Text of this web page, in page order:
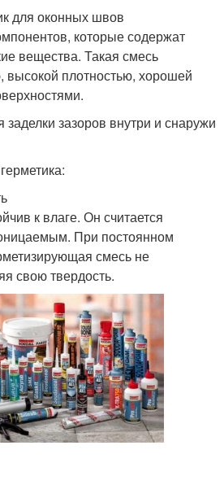
для оконных швов
которые содержат
вещества. Такая смесь
высокой плотностью, хорошей
зазоров внутри и снаружи
к влаге. Он считается
При постоянном
смесь не
свою твердость.